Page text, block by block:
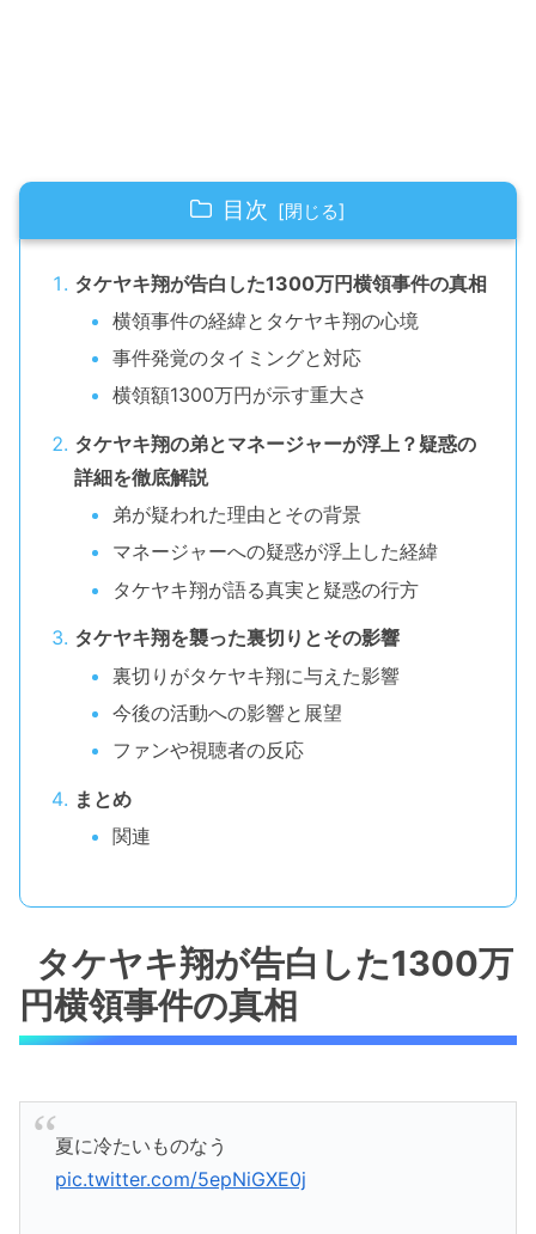
目次
タケヤキ翔が告白した1300万円横領事件の真相
横領事件の経緯とタケヤキ翔の心境
事件発覚のタイミングと対応
横領額1300万円が示す重大さ
タケヤキ翔の弟とマネージャーが浮上？疑惑の
詳細を徹底解説
弟が疑われた理由とその背景
マネージャーへの疑惑が浮上した経緯
タケヤキ翔が語る真実と疑惑の行方
タケヤキ翔を襲った裏切りとその影響
裏切りがタケヤキ翔に与えた影響
今後の活動への影響と展望
ファンや視聴者の反応
まとめ
関連
タケヤキ翔が告白した1300万
円横領事件の真相
夏に冷たいものなう
pic.twitter.com/5epNiGXE0j